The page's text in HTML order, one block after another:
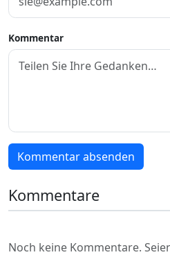
Kommentar
Kommentar absenden
Kommentare
Noch keine Kommentare.